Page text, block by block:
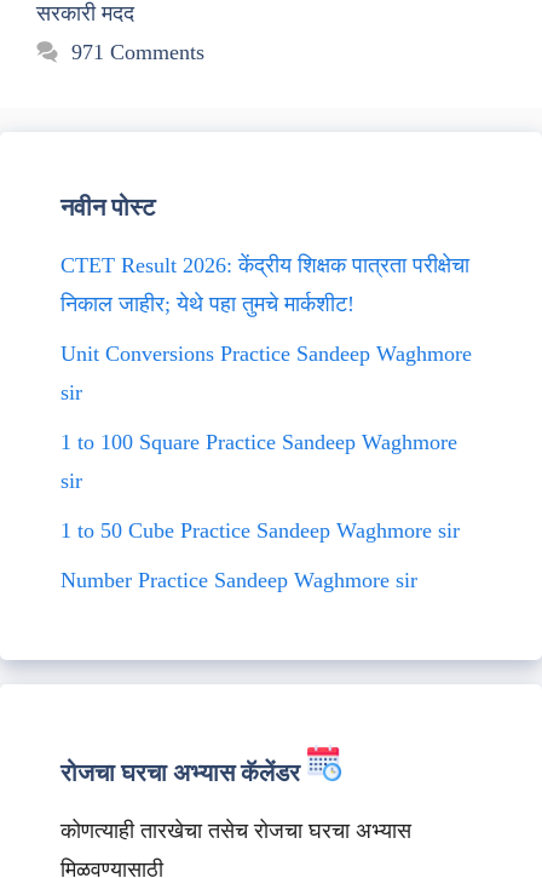
सरकारी मदद
971 Comments
नवीन पोस्ट
CTET Result 2026: केंद्रीय शिक्षक पात्रता परीक्षेचा
निकाल जाहीर; येथे पहा तुमचे मार्कशीट!
Unit Conversions Practice Sandeep Waghmore
sir
1 to 100 Square Practice Sandeep Waghmore
sir
1 to 50 Cube Practice Sandeep Waghmore sir
Number Practice Sandeep Waghmore sir
रोजचा घरचा अभ्यास कॅलेंडर
कोणत्याही तारखेचा तसेच रोजचा घरचा अभ्यास
मिळवण्यासाठी